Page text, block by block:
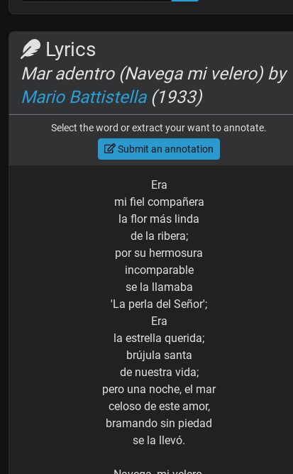
Lyrics
Mar adentro (Navega mi velero) by
Mario Battistella(1933)
Select the word or extract your want to annotate.
Submit an annotation
Era
mi fiel compañera
la flor más linda
de la ribera;
por su hermosura
incomparable
se la llamaba
'La perla del Señor';
Era
la estrella querida;
brújula santa
de nuestra vida;
pero una noche, el mar
celoso de este amor,
bramando sin piedad
se la llevó.